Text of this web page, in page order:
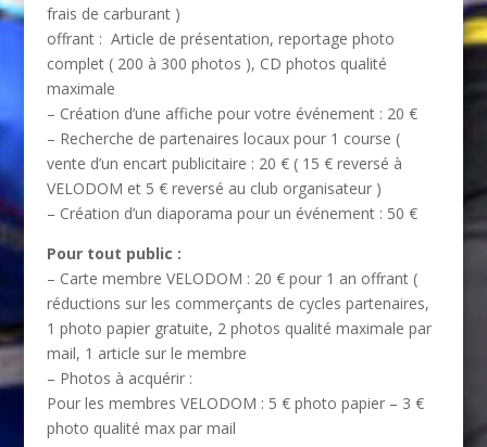
frais de carburant )
offrant : Article de présentation, reportage photo
complet ( 200 à 300 photos ), CD photos qualité
maximale
– Création d’une affiche pour votre événement : 20 €
– Recherche de partenaires locaux pour 1 course (
vente d’un encart publicitaire : 20 € ( 15 € reversé à
VELODOM et 5 € reversé au club organisateur )
– Création d’un diaporama pour un événement : 50 €
Pour tout public :
– Carte membre VELODOM : 20 € pour 1 an offrant (
réductions sur les commerçants de cycles partenaires,
1 photo papier gratuite, 2 photos qualité maximale par
mail, 1 article sur le membre
– Photos à acquérir :
Pour les membres VELODOM : 5 € photo papier – 3 €
photo qualité max par mail